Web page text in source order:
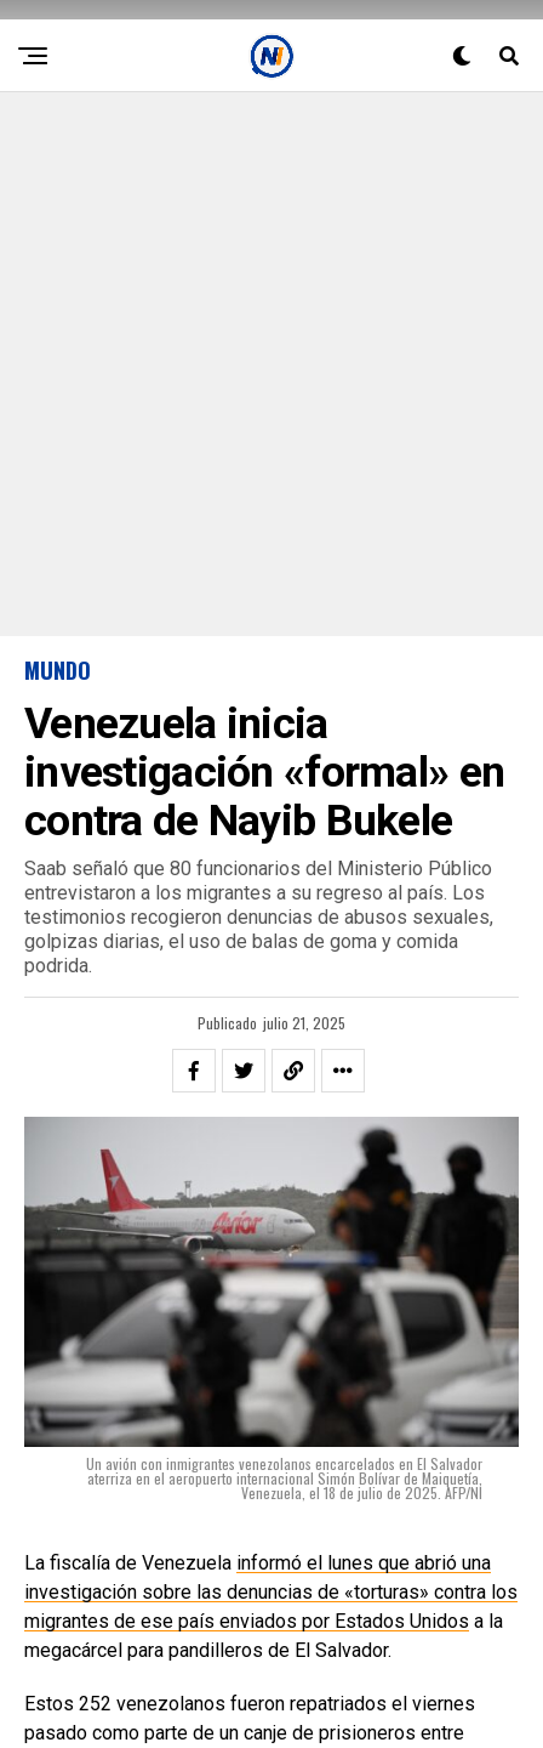
MUNDO
Venezuela inicia
investigación «formal» en
contra de Nayib Bukele
Saab señaló que 80 funcionarios del Ministerio Público
entrevistaron a los migrantes a su regreso al país. Los
testimonios recogieron denuncias de abusos sexuales,
golpizas diarias, el uso de balas de goma y comida
podrida.
Publicado julio 21, 2025
Un avión con inmigrantes venezolanos encarcelados en El Salvador
aterriza en el aeropuerto internacional Simón Bolívar de Maiquetía,
Venezuela, el 18 de julio de 2025. AFP/NI
La fiscalía de Venezuela informó el lunes que abrió una
investigación sobre las denuncias de «torturas» contra los
migrantes de ese país enviados por Estados Unidos a la
megacárcel para pandilleros de El Salvador.
Estos 252 venezolanos fueron repatriados el viernes
pasado como parte de un canje de prisioneros entre